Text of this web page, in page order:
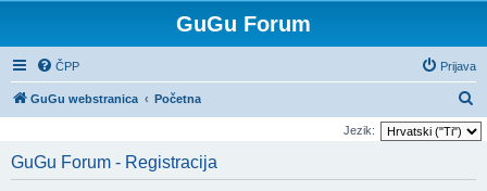
GuGu Forum
ČPP Prijava
GuGu webstranica Početna
r
Jezik:
GuGu Forum - Registracija